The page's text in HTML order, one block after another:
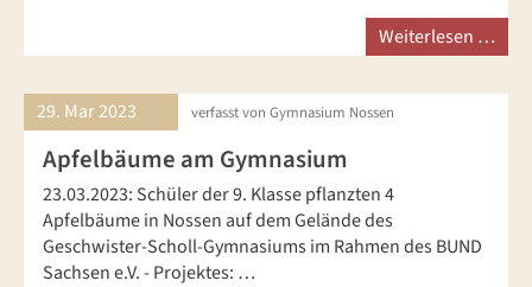
Weiterlesen …
29. Mar2023 verfasst von Gymnasium Nossen
Apfelbäume am Gymnasium
23.03.2023: Schüler der 9. Klasse pflanzten 4
Apfelbäume in Nossen auf dem Gelände des
Geschwister-Scholl-Gymnasiums im Rahmen des BUND
Sachsen e.V. - Projektes: …